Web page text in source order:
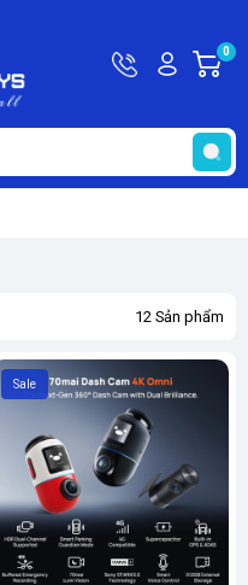
HotlineTài
khoản
Khách
0
12 Sản phẩm
Sale